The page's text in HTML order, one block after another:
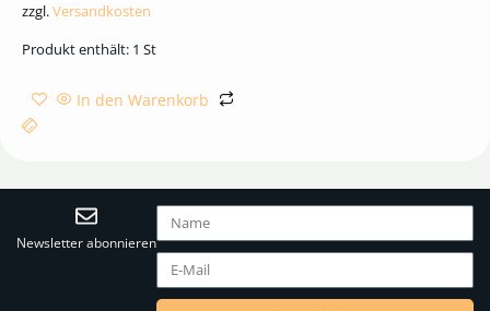
zzgl.Versandkosten
Produkt enthält: 1 St
In den Warenkorb
Newsletter abonnieren